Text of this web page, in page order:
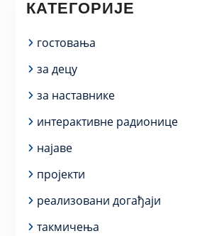
КАТЕГОРИЈЕ
гостовања
за децу
за наставнике
интерактивне радионице
најаве
пројекти
реализовани догађаји
такмичења